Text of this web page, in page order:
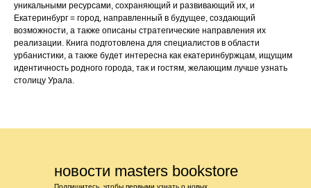
уникальными ресурсами, сохраняющий и развивающий их, и
Екатеринбург = город, направленный в будущее, создающий
возможности, а также описаны стратегические направления их
реализации. Книга подготовлена для специалистов в области
урбанистики, а также будет интересна как екатеринбуржцам, ищущим
идентичность родного города, так и гостям, желающим лучше узнать
столицу Урала.
новости masters bookstore
Подпишитесь, чтобы первыми узнать о новых